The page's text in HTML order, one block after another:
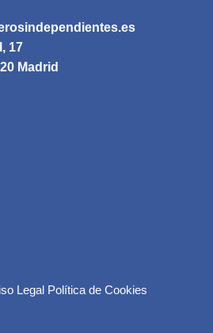
17
Madrid
Legal Política de Cookies